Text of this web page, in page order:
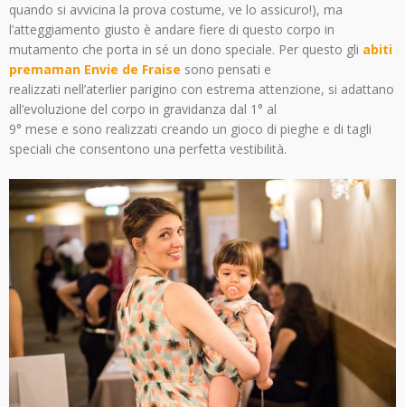
quando si avvicina la prova costume, ve lo assicuro!), ma
l’atteggiamento giusto è andare fiere di questo corpo in
mutamento che porta in sé un dono speciale. Per questo gli abiti
premaman Envie de Fraise sono pensati e
realizzati nell’aterlier parigino con estrema attenzione, si adattano
all’evoluzione del corpo in gravidanza dal 1° al
9° mese e sono realizzati creando un gioco di pieghe e di tagli
speciali che consentono una perfetta vestibilità.